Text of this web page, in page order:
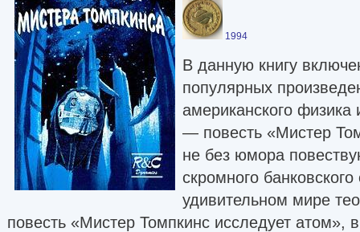
1994
В данную книгу
популярных
американского физика
— повесть «Мистер
не без юмора
скромного
удивительном мире
повесть «Мистер Томпкинс исследует атом»,